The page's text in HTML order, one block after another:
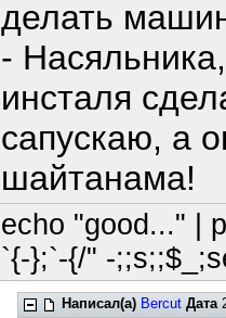
делать
-
инсталя
сапускаю, а
шайтанама!
echo "good..." |
`{-};`-{/" -
Написал(а) Bercut Дата